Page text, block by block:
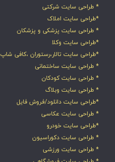
* طراحی سایت شرکتی
*طراحی سایت املاک
* طراحی سایت پزشکی و پزشکان
*طراحی سایت وکلا
*طراحی سایت تالار،رستوران ،کافی شاپ
* طراحی سایت ساختمانی
* طراحی سایت کودکان
* طراحی سایت وبلاگ
*طراحی سایت دانلود/فروش فایل
* طراحی سایت عکاسی
*طراحی سایت خودرو
* طراحی سایت دکوراسیون
* طراحی سایت ورزشی